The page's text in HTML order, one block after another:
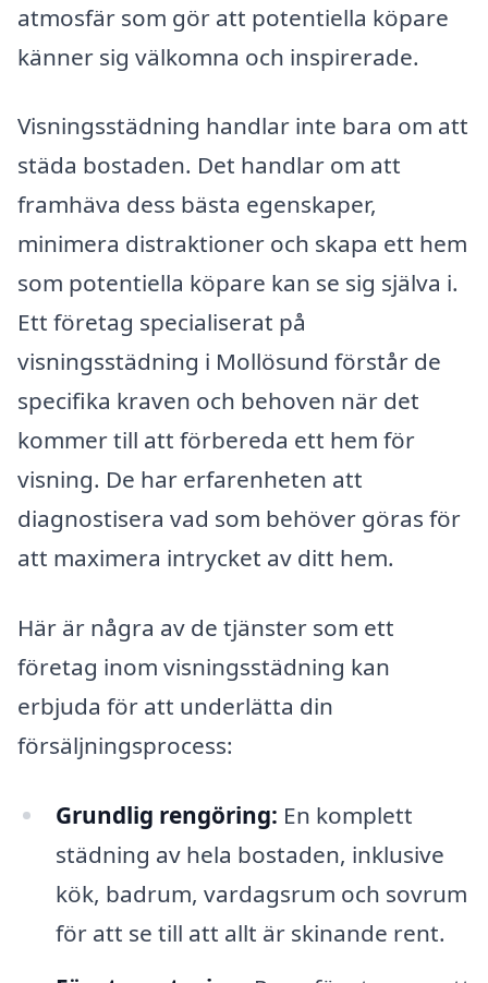
atmosfär som gör att potentiella köpare
känner sig välkomna och inspirerade.
Visningsstädning handlar inte bara om att
städa bostaden. Det handlar om att
framhäva dess bästa egenskaper,
minimera distraktioner och skapa ett hem
som potentiella köpare kan se sig själva i.
Ett företag specialiserat på
visningsstädning i Mollösund förstår de
specifika kraven och behoven när det
kommer till att förbereda ett hem för
visning. De har erfarenheten att
diagnostisera vad som behöver göras för
att maximera intrycket av ditt hem.
Här är några av de tjänster som ett
företag inom visningsstädning kan
erbjuda för att underlätta din
försäljningsprocess:
Grundlig rengöring: En komplett
städning av hela bostaden, inklusive
kök, badrum, vardagsrum och sovrum
för att se till att allt är skinande rent.